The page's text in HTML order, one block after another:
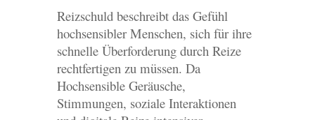
Reizschuld beschreibt das Gefühl
hochsensibler Menschen, sich für ihre
schnelle Überforderung durch Reize
rechtfertigen zu müssen. Da
Hochsensible Geräusche,
Stimmungen, soziale Interaktionen